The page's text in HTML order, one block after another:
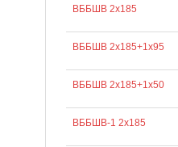
ВББШВ 2х185
ВББШВ 2х185+1х95
ВББШВ 2х185+1х50
ВББШВ-1 2х185